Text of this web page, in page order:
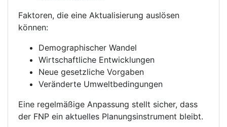
Faktoren, die eine Aktualisierung auslösen
können:
Demographischer Wandel
Wirtschaftliche Entwicklungen
Neue gesetzliche Vorgaben
Veränderte Umweltbedingungen
Eine regelmäßige Anpassung stellt sicher, dass
der FNP ein aktuelles Planungsinstrument bleibt.